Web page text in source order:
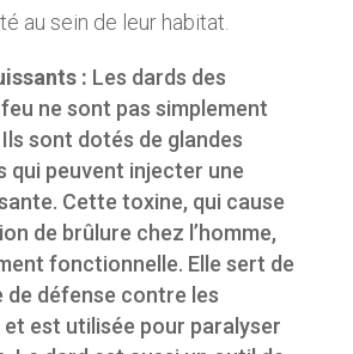
au sein de leur habitat.
: Les dards des
ne sont pas simplement
sont dotés de glandes
qui peuvent injecter une
Cette toxine, qui cause
de brûlure chez l’homme,
fonctionnelle. Elle sert de
de défense contre les
est utilisée pour paralyser